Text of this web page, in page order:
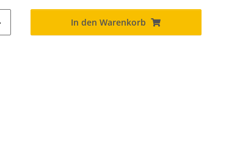
In den Warenkorb